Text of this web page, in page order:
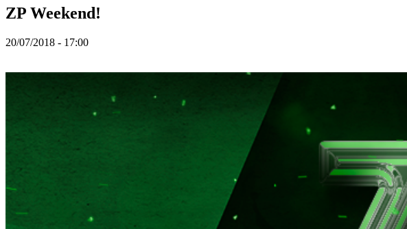
社
游
媒
ZP Weekend!
20/07/2018 - 17:00